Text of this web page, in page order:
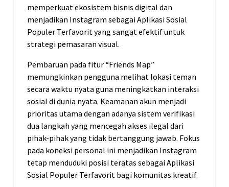
memperkuat ekosistem bisnis digital dan
menjadikan Instagram sebagai Aplikasi Sosial
Populer Terfavorit yang sangat efektif untuk
strategi pemasaran visual.
Pembaruan pada fitur “Friends Map”
memungkinkan pengguna melihat lokasi teman
secara waktu nyata guna meningkatkan interaksi
sosial di dunia nyata. Keamanan akun menjadi
prioritas utama dengan adanya sistem verifikasi
dua langkah yang mencegah akses ilegal dari
pihak-pihak yang tidak bertanggung jawab. Fokus
pada koneksi personal ini menjadikan Instagram
tetap menduduki posisi teratas sebagai Aplikasi
Sosial Populer Terfavorit bagi komunitas kreatif.